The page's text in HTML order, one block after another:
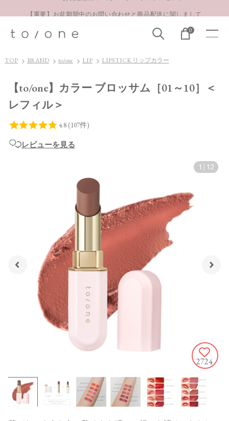
LINE お友達登録 500円OFFクーポンプレゼント
0
TOP BRAND to/one LIP LIPSTICK リップカラー
【to/one】カラー ブロッサム［01～10］＜
レフィル＞
レビューを見る
1 12
2724